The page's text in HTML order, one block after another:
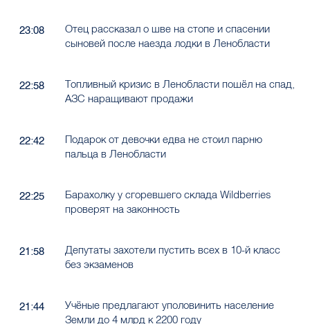
23:08
Отец рассказал о шве на стопе и спасении
сыновей после наезда лодки в Ленобласти
22:58
Топливный кризис в Ленобласти пошёл на спад,
АЗС наращивают продажи
22:42
Подарок от девочки едва не стоил парню
пальца в Ленобласти
22:25
Барахолку у сгоревшего склада Wildberries
проверят на законность
21:58
Депутаты захотели пустить всех в 10-й класс
без экзаменов
21:44
Учёные предлагают уполовинить население
Земли до 4 млрд к 2200 году